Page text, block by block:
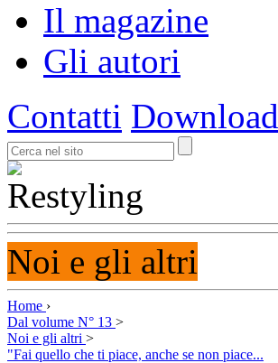
Il magazine
Gli autori
Contatti Download
Noi e gli altri
Home ›
Dal volume N° 13 >
Noi e gli altri >
"Fai quello che ti piace, anche se non piace...